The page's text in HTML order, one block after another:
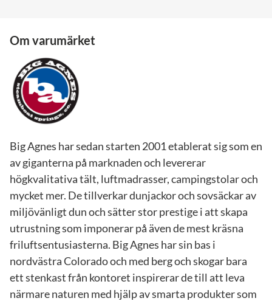
Om varumärket
Big Agnes har sedan starten 2001 etablerat sig som en
av giganterna på marknaden och levererar
högkvalitativa tält, luftmadrasser, campingstolar och
mycket mer. De tillverkar dunjackor och sovsäckar av
miljövänligt dun och sätter stor prestige i att skapa
utrustning som imponerar på även de mest kräsna
friluftsentusiasterna. Big Agnes har sin bas i
nordvästra Colorado och med berg och skogar bara
ett stenkast från kontoret inspirerar de till att leva
närmare naturen med hjälp av smarta produkter som